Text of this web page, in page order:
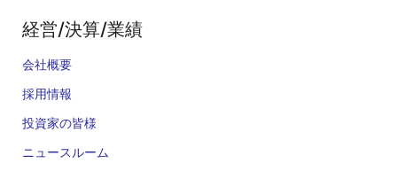
経営/決算/業績
会社概要
採用情報
投資家の皆様
ニュースルーム